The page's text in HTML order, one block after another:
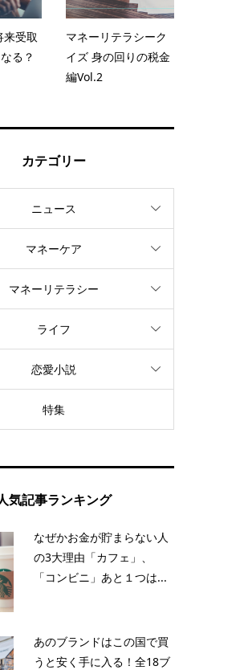
来受取
る？
マネーリテラシーク
イズ 身の回りの税金
編Vol.2
カテゴリー
ニュース
マネーケア
マネーリテラシー
ライフ
恋愛小説
特集
気記事ランキング
なぜかお金が貯まらない人
の3大理由「カフェ」、
「コンビニ」あと１つは...
あのブランドはこの国で買
うと安く手に入る！全18ブ